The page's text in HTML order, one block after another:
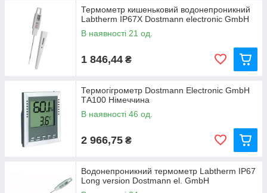
Термометр кишеньковий водонепроникний
Labtherm IP67X Dostmann electronic GmbH
В наявності 21 од.
1 846,44 ₴
Термогігрометр Dostmann Electronic GmbH
ТА100 Німеччина
В наявності 46 од.
2 966,75 ₴
Водонепроникний термометр Labtherm IP67
Long version Dostmann el. GmbH